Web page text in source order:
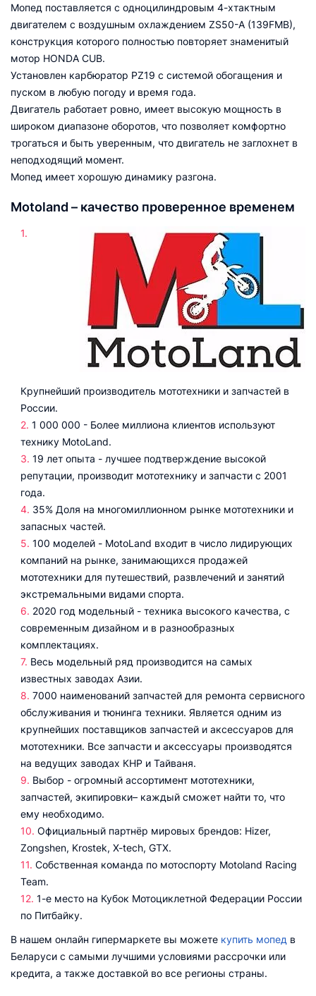
Мопед поставляется с одноцилиндровым 4-хтактным
двигателем с воздушным охлаждением ZS50-A (139FMB),
конструкция которого полностью повторяет знаменитый
мотор HONDA CUB.
Установлен карбюратор PZ19 с системой обогащения и
пуском в любую погоду и время года.
Двигатель работает ровно, имеет высокую мощность в
широком диапазоне оборотов, что позволяет комфортно
трогаться и быть уверенным, что двигатель не заглохнет в
неподходящий момент.
Мопед имеет хорошую динамику разгона.
Motoland – качество проверенное временем
Крупнейший производитель мототехники и запчастей в
России.
1 000 000 - Более миллиона клиентов используют
технику MotoLand.
19 лет опыта - лучшее подтверждение высокой
репутации, производит мототехнику и запчасти с 2001
года.
35% Доля на многомиллионном рынке мототехники и
запасных частей.
100 моделей - MotoLand входит в число лидирующих
компаний на рынке, занимающихся продажей
мототехники для путешествий, развлечений и занятий
экстремальными видами спорта.
2020 год модельный - техника высокого качества, с
современным дизайном и в разнообразных
комплектациях.
Весь модельный ряд производится на самых
известных заводах Азии.
7000 наименований запчастей для ремонта сервисного
обслуживания и тюнинга техники. Является одним из
крупнейших поставщиков запчастей и аксессуаров для
мототехники. Все запчасти и аксессуары производятся
на ведущих заводах КНР и Тайваня.
Выбор - огромный ассортимент мототехники,
запчастей, экипировки– каждый сможет найти то, что
ему необходимо.
Официальный партнёр мировых брендов: Hizer,
Zongshen, Krostek, X-tech, GTX.
Собственная команда по мотоспорту Motoland Racing
Team.
1-е место на Кубок Мотоциклетной Федерации России
по Питбайку.
В нашем онлайн гипермаркете вы можете купить мопед в
Беларуси с самыми лучшими условиями рассрочки или
кредита, а также доставкой во все регионы страны.